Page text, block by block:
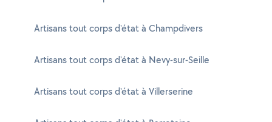
Artisans tout corps d'état à Champdivers
Artisans tout corps d'état à Nevy-sur-Seille
Artisans tout corps d'état à Villerserine